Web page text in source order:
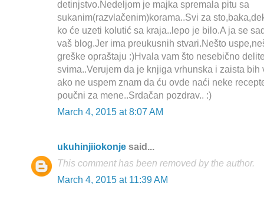
detinjstvo.Nedeljom je majka spremala pitu sa
sukanim(razvlačenim)korama..Svi za
ko će uzeti kolutić sa kraja..lepo je bilo.A ja se
vaš blog.Jer ima preukusnih stvari.Nešto
greške opraštaju :)Hvala vam što nesebično
svima..Verujem da je knjiga vrhunska i zaista
ako ne uspem znam da ću ovde naći neke
poučni za mene..Srdačan pozdrav.. :)
March 4, 2015 at 8:07 AM
ukuhinjiiokonje said...
This comment has been removed by the author.
March 4, 2015 at 11:39 AM